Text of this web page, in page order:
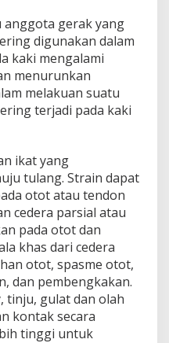
anggota gerak yang
digunakan dalam
kaki mengalami
menurunkan
melakuan suatu
terjadi pada kaki
ikat yang
tulang. Strain dapat
otot atau tendon
cedera parsial atau
pada otot dan
khas dari cedera
otot, spasme otot,
dan pembengkakan.
tinju, gulat dan olah
kontak secara
tinggi untuk